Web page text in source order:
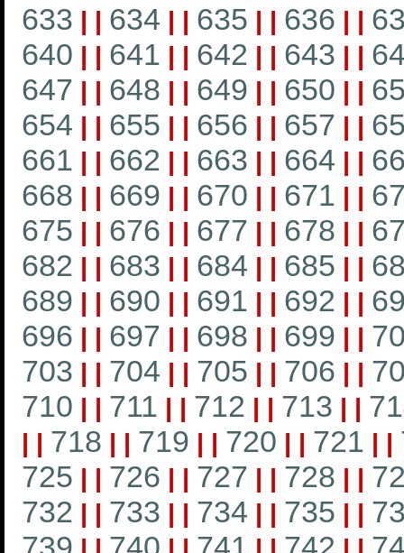
633 | | 634 | | 635 | | 636 | |
640 | | 641 | | 642 | | 643 | |
647 | | 648 | | 649 | | 650 | |
654 | | 655 | | 656 | | 657 | |
661 | | 662 | | 663 | | 664 | |
668 | | 669 | | 670 | | 671 | |
675 | | 676 | | 677 | | 678 | |
682 | | 683 | | 684 | | 685 | |
689 | | 690 | | 691 | | 692 | |
696 | | 697 | | 698 | | 699 | |
703 | | 704 | | 705 | | 706 | |
710 | | 711 | | 712 | | 713 | |
| | 718 | | 719 | | 720 | | 721 | |
725 | | 726 | | 727 | | 728 | |
732 | | 733 | | 734 | | 735 | |